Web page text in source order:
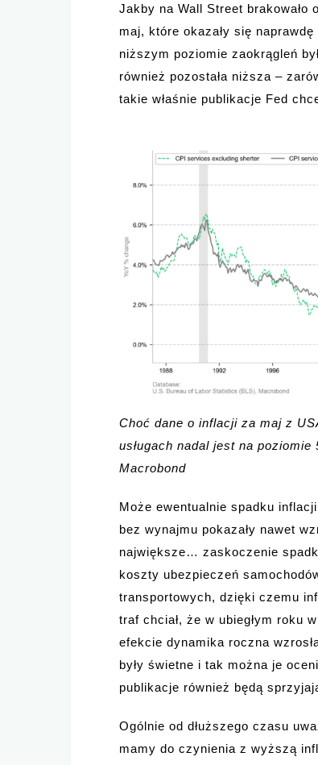
Jakby na Wall Street brakowało
maj, które okazały się
niższym poziomie zaokrągleń
również pozostała niższa –
takie właśnie publikacje Fed
Choć dane o inflacji za maj z
usługach nadal jest na poziomie
Macrobond
Może ewentualnie spadku
bez wynajmu pokazały nawet
największe… zaskoczenie
koszty ubezpieczeń
transportowych, dzięki czemu
traf chciał, że w ubiegłym roku
efekcie dynamika roczna
były świetne i tak można je
publikacje również będą
Ogólnie od dłuższego czasu
mamy do czynienia z wyższą